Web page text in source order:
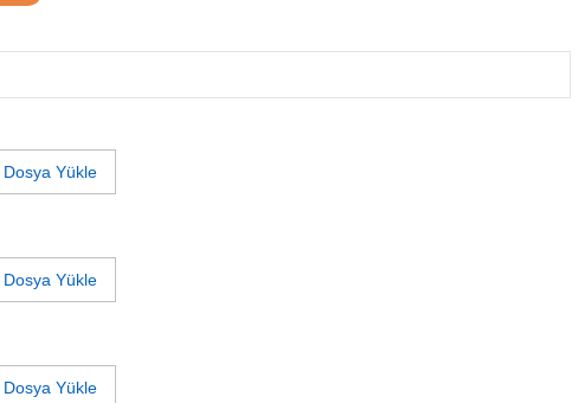
Dosya Yükle
Dosya Yükle
Dosya Yükle